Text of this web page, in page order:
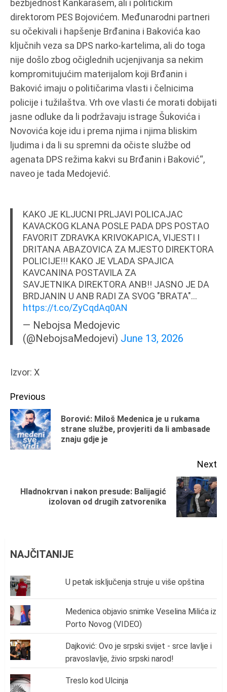
bezbjednost Kankarašem, ali i političkim
direktorom PES Bojovićem. Međunarodni partneri
su očekivali i hapšenje Brđanina i Bakovića kao
ključnih veza sa DPS narko-kartelima, ali do toga
nije došlo zbog očiglednih ucjenjivanja sa nekim
kompromitujućim materijalom koji Brđanin i
Baković imaju o političarima vlasti i čelnicima
policije i tužilaštva. Vrh ove vlasti će morati dobijati
jasne odluke da li podržavaju istrage Šukovića i
Novovića koje idu i prema njima i njima bliskim
ljudima i da li su spremni da očiste službe od
agenata DPS režima kakvi su Brđanin i Baković“,
naveo je tada Medojević.
KAKO JE KLJUCNI PRLJAVI POLICAJAC
KAVACKOG KLANA POSLE PADA DPS POSTAO
FAVORIT ZDRAVKA KRIVOKAPICA, VIJESTI I
DRITANA ABAZOVICA ZA MJESTO DIREKTORA
POLICIJE!!! KAKO JE VLADA SPAJICA
KAVCANINA POSTAVILA ZA
SAVJETNIKA DIREKTORA ANB!! JASNO JE DA
BRDJANIN U ANB RADI ZA SVOG "BRATA"…
https://t.co/ZyCqdAq0AN
— Nebojsa Medojevic
(@NebojsaMedojevi) June 13, 2026
Izvor: X
Continue
Reading
Previous
Borović: Miloš Medenica je u rukama
strane službe, provjeriti da li ambasade
znaju gdje je
Next
NextHladnokrvan i nakon presude: Balijagić
izolovan od drugih zatvorenika
NAJČITANIJE
U petak isključenja struje u više opština
Medenica objavio snimke Veselina Milića iz
Porto Novog (VIDEO)
Dajković: Ovo je srpski svijet - srce lavlje i
pravoslavlje, živio srpski narod!
Treslo kod Ulcinja